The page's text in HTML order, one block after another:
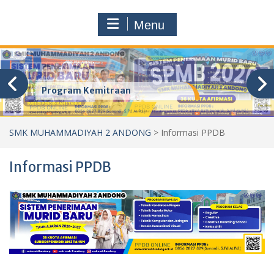
Menu
Program Kemitraan
SMK MUHAMMADIYAH 2 ANDONG > Informasi PPDB
Informasi PPDB